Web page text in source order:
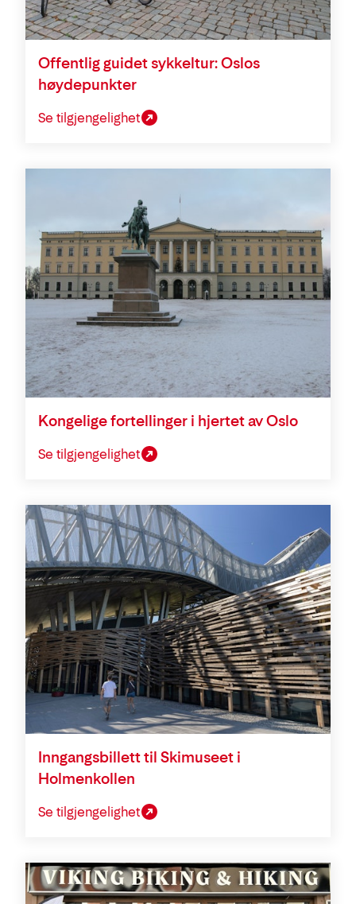
Offentlig guidet sykkeltur: Oslos
høydepunkter
Se tilgjengelighet
Kongelige fortellinger i hjertet av Oslo
Se tilgjengelighet
Inngangsbillett til Skimuseet i
Holmenkollen
Se tilgjengelighet